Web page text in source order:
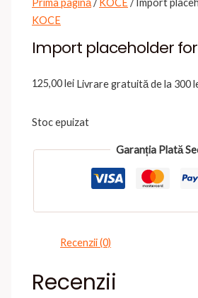
Prima pagină/KOCE / Import
KOCE
Import placeholder for
125,00 lei Livrare gratuită de la 300
Stoc epuizat
Garanția Plată
Recenzii (0)
Recenzii